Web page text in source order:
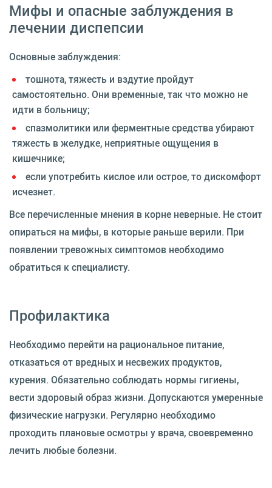
Мифы и опасные заблуждения в
лечении диспепсии
Основные заблуждения:
тошнота, тяжесть и вздутие пройдут
самостоятельно. Они временные, так что можно не
идти в больницу;
спазмолитики или ферментные средства убирают
тяжесть в желудке, неприятные ощущения в
кишечнике;
если употребить кислое или острое, то дискомфорт
исчезнет.
Все перечисленные мнения в корне неверные. Не стоит
опираться на мифы, в которые раньше верили. При
появлении тревожных симптомов необходимо
обратиться к специалисту.
Профилактика
Необходимо перейти на рациональное питание,
отказаться от вредных и несвежих продуктов,
курения. Обязательно соблюдать нормы гигиены,
вести здоровый образ жизни. Допускаются умеренные
физические нагрузки. Регулярно необходимо
проходить плановые осмотры у врача, своевременно
лечить любые болезни.